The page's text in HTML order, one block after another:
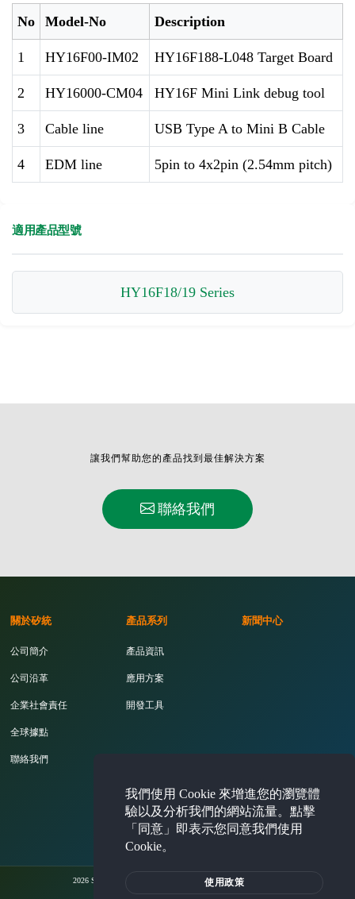
No Model-No Description
1 HY16F00-IM02 HY16F188-L048 Target Board
2 HY16000-CM04 HY16F Mini Link debug tool
3 Cable line USB Type A to Mini B Cable
4 EDM line 5pin to 4x2pin (2.54mm pitch)
適用產品型號
HY16F18/19 Series
讓我們幫助您的產品找到最佳解決方案
聯絡我們
關於矽統
公司簡介
公司沿革
企業社會責任
全球據點
聯絡我們
產品系列
產品資訊
應用方案
開發工具
新聞中心
投資人專區
2026 Silicon Integrated Systems Corporation. All rights reserved.
我們使用 Cookie 來增進您的瀏覽體
驗以及分析我們的網站流量。點擊
「同意」即表示您同意我們使用
Cookie。
使用政策